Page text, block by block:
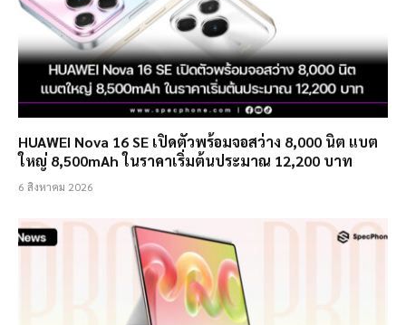
HUAWEI Nova 16 SE เปิดตัวพร้อมจอสว่าง 8,000 นิต แบต
ใหญ่ 8,500mAh ในราคาเริ่มต้นประมาณ 12,200 บาท
6 สิงหาคม 2026